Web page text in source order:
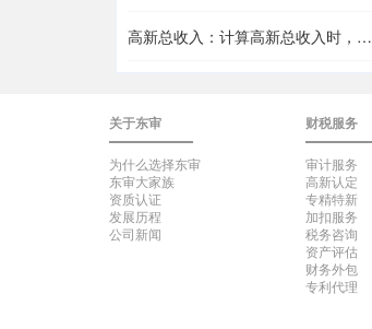
高新总收入：计算高新总收入时，股票收入应按收回本金还是卖出总额确认？
关于东审
为什么选择东审
东审大家族
资质认证
发展历程
公司新闻
财税服务
审计服务
高新认定
专精特新
加扣服务
税务咨询
资产评估
财务外包
专利代理